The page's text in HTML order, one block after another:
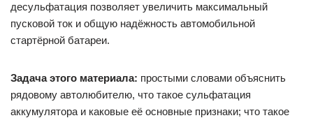
десульфатация позволяет увеличить максимальный
пусковой ток и общую надёжность автомобильной
стартёрной батареи.
Задача этого материала: простыми словами объяснить
рядовому автолюбителю, что такое сульфатация
аккумулятора и каковые её основные признаки; что такое